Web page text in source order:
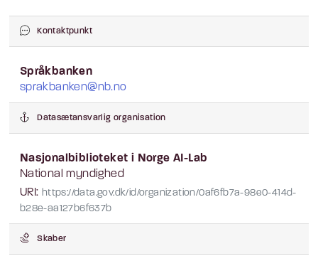
Kontaktpunkt
Språkbanken
sprakbanken@nb.no
Datasætansvarlig organisation
Nasjonalbiblioteket i Norge AI-Lab
National myndighed
URI: https://data.gov.dk/id/organization/0af6fb7a-98e0-414d-
b28e-aa127b6f637b
Skaber